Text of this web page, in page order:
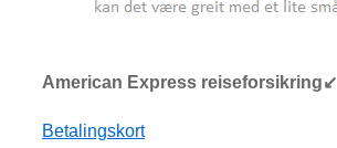
American Express reiseforsikring↙
Betalingskort